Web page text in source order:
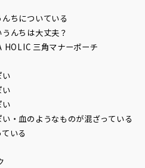
ちについている
んちは大丈夫？
三角マナーポーチ
い
い
い
・血のようなものが混ざっている
いる